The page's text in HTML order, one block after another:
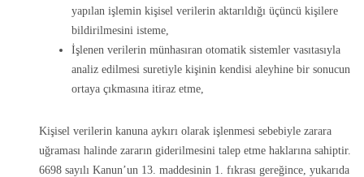
yapılan işlemin kişisel verilerin aktarıldığı üçüncü kişilere
bildirilmesini isteme,
İşlenen verilerin münhasıran otomatik sistemler vasıtasıyla
analiz edilmesi suretiyle kişinin kendisi aleyhine bir sonucun
ortaya çıkmasına itiraz etme,
Kişisel verilerin kanuna aykırı olarak işlenmesi sebebiyle zarara
uğraması halinde zararın giderilmesini talep etme haklarına sahiptir.
6698 sayılı Kanun’un 13. maddesinin 1. fıkrası gereğince, yukarıda